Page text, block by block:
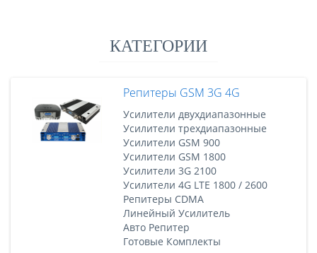
КАТЕГОРИИ
Репитеры GSM 3G 4G
Усилители двухдиапазонные
Усилители трехдиапазонные
Усилители GSM 900
Усилители GSM 1800
Усилители 3G 2100
Усилители 4G LTE 1800 / 2600
Репитеры CDMA
Линейный Усилитель
Авто Репитер
Готовые Комплекты